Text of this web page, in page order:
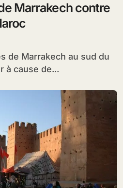
Marrakech contre
à cause de...